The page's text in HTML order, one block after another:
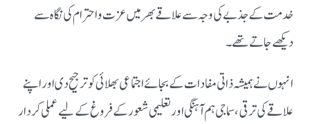
خدمت کے جذبے کی وجہ سے علاقے بھر میں عزت و احترام کی نگاہ سے
دیکھے جاتے تھے۔
انہوں نے ہمیشہ ذاتی مفادات کے بجائے اجتماعی بھلائی کو ترجیح دی اور اپنے
علاقے کی ترقی، سماجی ہم آہنگی اور تعلیمی شعور کے فروغ کے لیے عملی کردار